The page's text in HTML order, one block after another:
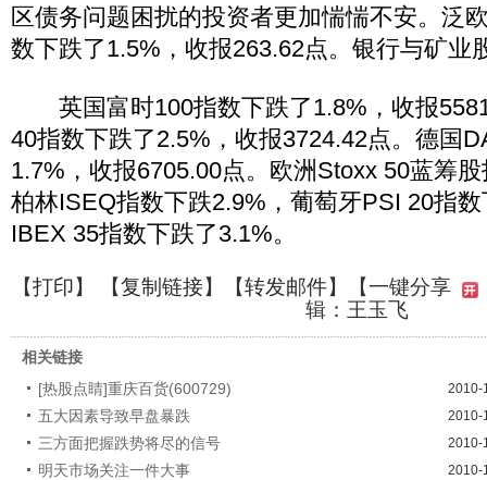
区债务问题困扰的投资者更加惴惴不安。泛
数下跌了1.5%，收报263.62点。银行与矿业
英国富时100指数下跌了1.8%，收报
40指数下跌了2.5%，收报3724.42点。德国
1.7%，收报6705.00点。欧洲Stoxx 50蓝筹
柏林ISEQ指数下跌2.9%，葡萄牙PSI 20指
IBEX 35指数下跌了3.1%。
【打印】 【复制链接】【转发邮件】
【一键分享
辑：王玉飞
相关链接
[热股点睛]重庆百货(600729)
2010-
五大因素导致早盘暴跌 2010-
三方面把握跌势将尽的信号 2010-
明天市场关注一件大事 2010-